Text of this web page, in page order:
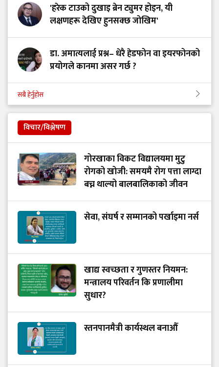
'हरेक टाउको दुखाइ ब्रेन ट्युमर होइन, यी
लक्षणहरू देखिए हुनसक्छ जोखिम'
डा. अमात्यलाई प्रश्न– धेरै हेडफोन वा इयरफोनको
प्रयोगले कानमा असर गर्छ ?
सबै हेर्नुहोस
विचार/विश्लेषण
गोरखाका विकट विद्यालयमा मुटु
रोगको खोजी: समयमै रोग पत्ता लाग्दा
बच्न थाल्यो बालबालिकाको जीवन
सेवा, संघर्ष र सम्मानको पर्खाइमा नर्स
खाद्य स्वच्छता र गुणस्तर नियमन:
मन्त्रालय परिवर्तन कि प्रणालीमा
सुधार?
स्तनपानमैत्री कार्यस्थल बनाऔँ